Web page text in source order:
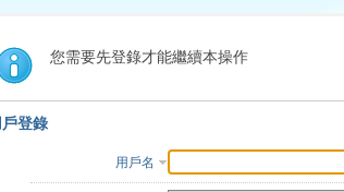
索
您需要先登錄才能繼續本操作
戶登錄
用戶名